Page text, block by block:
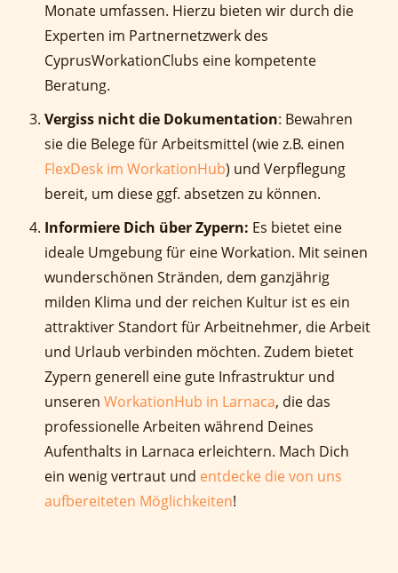
Monate umfassen. Hierzu bieten wir durch die
Experten im Partnernetzwerk des
CyprusWorkationClubs eine kompetente
Beratung.
Vergiss nicht die Dokumentation: Bewahren
sie die Belege für Arbeitsmittel (wie z.B. einen
FlexDesk im WorkationHub) und Verpflegung
bereit, um diese ggf. absetzen zu können.
Informiere Dich über Zypern: Es bietet eine
ideale Umgebung für eine Workation. Mit seinen
wunderschönen Stränden, dem ganzjährig
milden Klima und der reichen Kultur ist es ein
attraktiver Standort für Arbeitnehmer, die Arbeit
und Urlaub verbinden möchten. Zudem bietet
Zypern generell eine gute Infrastruktur und
unseren WorkationHub in Larnaca, die das
professionelle Arbeiten während Deines
Aufenthalts in Larnaca erleichtern. Mach Dich
ein wenig vertraut und entdecke die von uns
aufbereiteten Möglichkeiten!